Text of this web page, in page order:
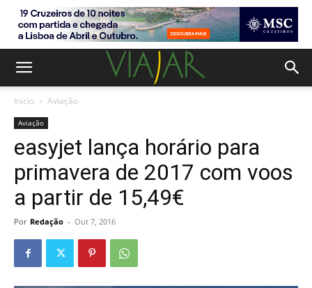
Início Aviação
Aviação
easyjet lança horário para
primavera de 2017 com voos
a partir de 15,49€
Por Redação - Out 7, 2016